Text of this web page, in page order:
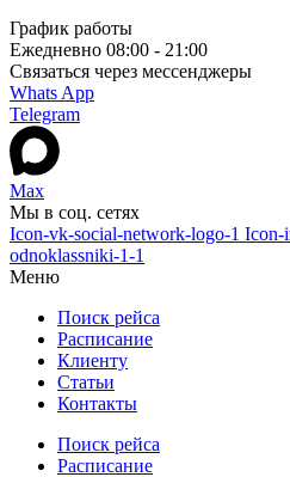
График работы
Ежедневно 08:00 - 21:00
Связаться через мессенджеры
Whats App
Telegram
Max
Мы в соц. сетях
Icon-vk-social-network-logo-1 Icon-
odnoklassniki-1-1
Меню
Поиск рейса
Расписание
Клиенту
Статьи
Контакты
Поиск рейса
Расписание